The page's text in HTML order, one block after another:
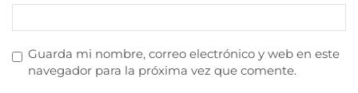
Guarda mi nombre, correo electrónico y web en este
navegador para la próxima vez que comente.